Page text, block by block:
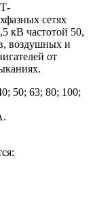
сетях
кВ частотой 50,
воздушных и
от
50; 63; 80; 100;